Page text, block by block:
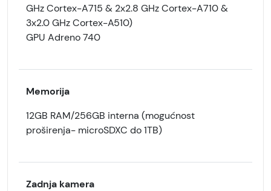
GHz Cortex-A715 & 2x2.8 GHz Cortex-A710 &
3x2.0 GHz Cortex-A510)
GPU Adreno 740
Memorija
12GB RAM/256GB interna (mogućnost
proširenja- microSDXC do 1TB)
Zadnja kamera